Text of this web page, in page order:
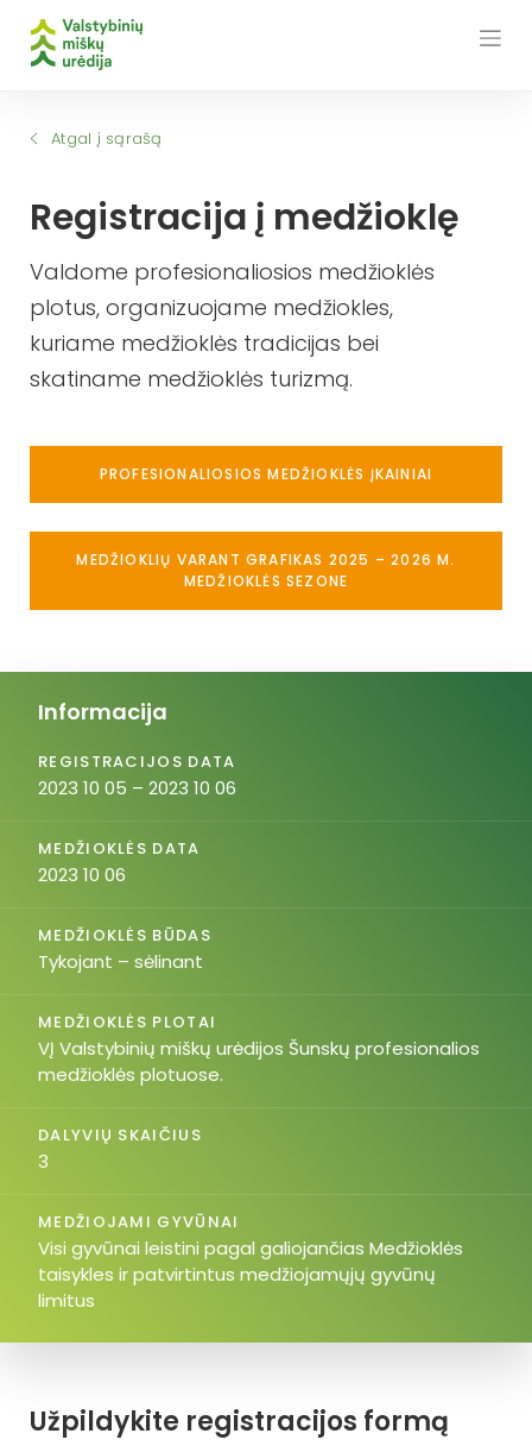
Atgal į sąrašą
Registracija į medžioklę
Valdome profesionaliosios medžioklės
plotus, organizuojame medžiokles,
kuriame medžioklės tradicijas bei
skatiname medžioklės turizmą.
PROFESIONALIOSIOS MEDŽIOKLĖS ĮKAINIAI
MEDŽIOKLIŲ VARANT GRAFIKAS 2025 – 2026 M.
MEDŽIOKLĖS SEZONE
Užpildykite registracijos formą
Informacija
REGISTRACIJOS DATA
2023 10 05 – 2023 10 06
MEDŽIOKLĖS DATA
2023 10 06
MEDŽIOKLĖS BŪDAS
Tykojant – sėlinant
MEDŽIOKLĖS PLOTAI
VĮ Valstybinių miškų urėdijos Šunskų profesionalios
medžioklės plotuose.
DALYVIŲ SKAIČIUS
3
MEDŽIOJAMI GYVŪNAI
Visi gyvūnai leistini pagal galiojančias Medžioklės
taisykles ir patvirtintus medžiojamųjų gyvūnų
limitus